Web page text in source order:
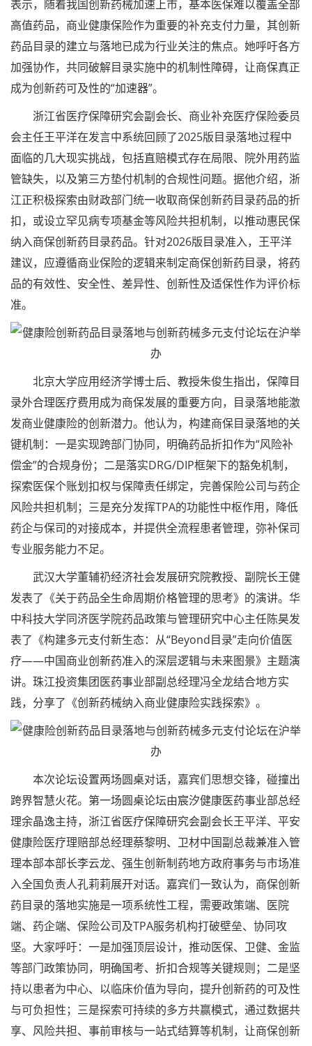
表示，随着我国创新药械加速上市，基本医保难以覆盖全部
高值药品，商业健康保险作为重要的补充支付力量，其创新
药品目录的建立与落地已成为行业关注的焦点。她呼吁各方
加强协作，共同破解目录实施中的机制性障碍，让商保真正
成为创新药可及性的“加速器”。
浙江省医疗保障研究会副会长、商业补充医疗保险委员
会主任王平洋在发言中系统回顾了2025版目录落地过程中
面临的几大现实挑战，包括直赔模式存在局限、院外用药监
管缺失，以及第三方垫付机制的合规性问题。据他介绍，浙
江正积极探索由财政部门统一收取商保创新药目录药品的折
扣，或设立罕见病专项基金等风险共担机制，以推动惠民保
纳入商保创新药目录药品。针对2026版目录准入，王平洋
建议，应遵循商业保险的逻辑来制定商保创新药目录，将药
品的有效性、安全性、差异性、创新性及适保性作为评价标
准。
北京大学应用经济学博士后、教授朱俊生指出，保障目
录外合理医疗费用成为商保发展的重要方向，目录落地能激
发商业健康险的创新潜力。他认为，构建商保目录落地的关
键机制：一是实现跨部门协同，明确药品折扣作为“风险补
偿金”的合规身份；二是落实DRG/DIP框架下的豁免机制，
探索医保个账划扣权与保障责任绑定，完善保险公司与药企
风险共担机制；三是充分发挥TPA的功能性中枢作用，降低
药企与保司的对接成本，并提供全流程患者管理，弥补保司
专业服务能力不足。
武汉大学董辅礽经济社会发展研究院教授、副院长王健
发表了《关于药品全生命周期价格管理的思考》的演讲。华
中科技大学同济医学院药品政策与管理研究中心主任陈昊发
表了《构建多元支付新生态：从“Beyond目录”走向价值医
疗——中国商业创新药准入的深层逻辑与未来图景》主题演
讲。珠江投资集团医药事业部副总经理冯全龙结合地方实
践，分享了《创新药械纳入商业健康险实践探索》。
本次论坛设置两场圆桌对话，嘉宾们思想交锋，碰撞出
跨界智慧火花。第一场圆桌论坛由宸汐健康医药事业部总经
理余晶逸主持，浙江省医疗保障研究会副会长王平洋、平安
健康险医疗理赔部总经理蔡黎明、卫材中国副总裁兼准入管
理本部本部长李云龙、强生创新制药地方政府事务与市场准
入全国负责人孔莉莉展开对话。嘉宾们一致认为，商保创新
药目录的落地实施是一项系统性工程，需要政策端、医院
端、药企端、保险公司及TPA服务机构打破壁垒、协同攻
坚。大家呼吁：一是加强顶层设计，推动医保、卫健、金监
等部门政策协同，明确国考、折扣合规等关键规则；二是坚
持以患者为中心、以临床价值为导向，提升创新药的可及性
与可负担性；三是探索可持续的多方共赢模式，通过数据共
享、风险共担、事前审核与一站式结算等机制，让商保创新